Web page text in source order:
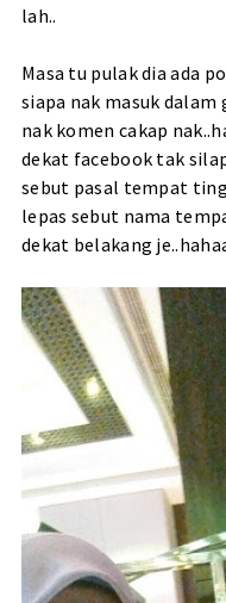
lah..
Masa tu pulak dia ada
siapa nak masuk
nak komen cakap
dekat facebook tak
sebut pasal tempat
lepas sebut nama
dekat belakang